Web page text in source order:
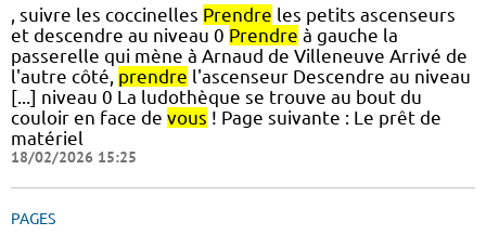
, suivre les coccinelles Prendre les petits ascenseurs
et descendre au niveau 0 Prendre à gauche la
passerelle qui mène à Arnaud de Villeneuve Arrivé de
l'autre côté, prendre l'ascenseur Descendre au niveau
[...] niveau 0 La ludothèque se trouve au bout du
couloir en face de vous ! Page suivante : Le prêt de
matériel
18/02/2026 15:25
PAGES